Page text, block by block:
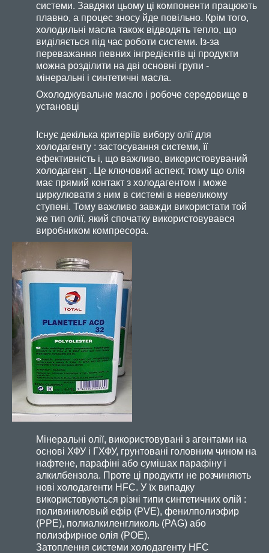
системи. Завдяки цьому ці компоненти працюють
плавно, а процес зносу йде повільно. Крім того,
холодильні масла також відводять тепло, що
виділяється під час роботи системи. Із-за
переважання певних інгредієнтів ці продукти
можна розділити на дві основні групи -
мінеральні і синтетичні масла.
Охолоджувальне масло і робоче середовище в
установці
Існує декілька критеріїв вибору олії для
холодагенту : застосування системи, її
ефективність і, що важливо, використовуваний
холодагент . Це ключовий аспект, тому що олія
має прямий контакт з холодагентом і може
циркулювати з ним в системі в невеликому
ступені. Тому важливо завжди використати той
же тип олії, який спочатку використовувався
виробником компресора.
Мінеральні олії, використовувані з агентами на
основі ХФУ і ГХФУ, грунтовані головним чином на
нафтене, парафіні або сумішах парафіну і
алкилбензола. Проте ці продукти не розчиняють
нові холодагенти HFC. У їх випадку
використовуються різні типи синтетичних олій :
поливиниловый ефір (PVE), фенилполиэфир
(PPE), полиалкиленгликоль (PAG) або
полиэфирное олія (POE).
Затоплення системи холодагенту HFC